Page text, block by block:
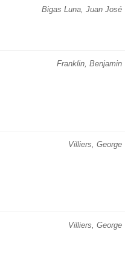
Bigas Luna, Juan José
Franklin, Benjamin
Villiers, George
Villiers, George